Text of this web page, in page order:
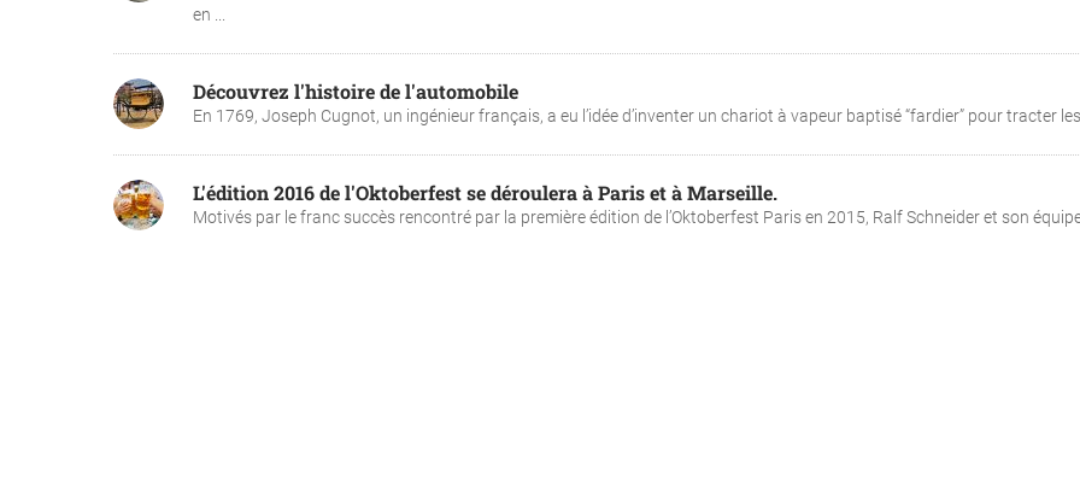
en ...
Découvrez l'histoire de l'automobile
En 1769, Joseph Cugnot, un ingénieur français, a eu l’idée d’inventer un chariot à vapeur baptisé “fardier” pour tracter les
L'édition 2016 de l'Oktoberfest se déroulera à Paris et à Marseille.
Motivés par le franc succès rencontré par la première édition de l’Oktoberfest Paris en 2015, Ralf Schneider et son équipe